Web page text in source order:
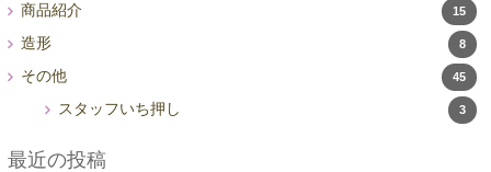
商品紹介 15
造形 8
その他 45
スタッフいち押し 3
最近の投稿